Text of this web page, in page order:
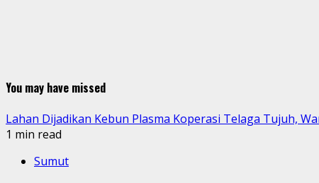
You may have missed
Lahan Dijadikan Kebun Plasma Koperasi Telaga Tujuh,
1 min read
Sumut